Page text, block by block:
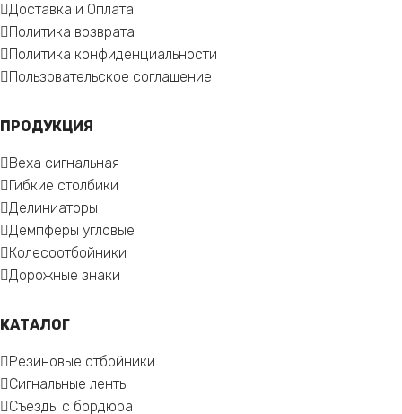
Доставка и Оплата
Политика возврата
Политика конфиденциальности
Пользовательское соглашение
ПРОДУКЦИЯ
Веха сигнальная
Гибкие столбики
Делиниаторы
Демпферы угловые
Колесоотбойники
Дорожные знаки
КАТАЛОГ
Резиновые отбойники
Сигнальные ленты
Съезды с бордюра